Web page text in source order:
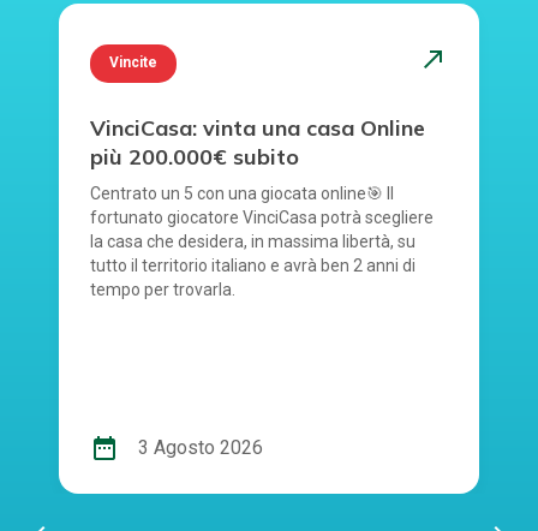
Vincite north_east
VinciCasa: vinta una casa Online
più 200.000€ subito
Centrato un 5 con una giocata online🎯 Il
fortunato giocatore VinciCasa potrà scegliere
la casa che desidera, in massima libertà, su
tutto il territorio italiano e avrà ben 2 anni di
tempo per trovarla.
date_range 3 Agosto 2026